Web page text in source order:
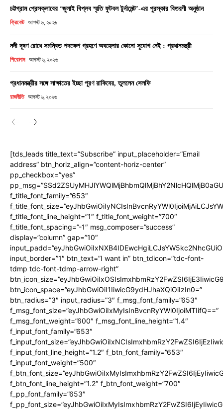
চট্টগ্রাম প্রেসক্লাবের ‘জুলাই বিপ্লব স্মৃতি ফুটবল টুর্নামেন্ট’-এর পুরস্কার বিতরণী অনুষ্ঠান
ক্রিকেট আগস্ট ৬, ২০২৬
নদী দূষণ রোধে সমন্বিত পদক্ষেপ গ্রহণে অবহেলার কোনো সুযোগ নেই : প্রধানমন্ত্রী
শিরোনাম আগস্ট ৬, ২০২৬
প্রধানমন্ত্রীর সঙ্গে সাক্ষাতের ইচ্ছা পূরণ রাকিবের, তুললেন সেলফি
রাজনীতি আগস্ট ৬, ২০২৬
[tds_leads title_text=”Subscribe” input_placeholder=”Email
address” btn_horiz_align=”content-horiz-center”
pp_checkbox=”yes”
f_title_font_family=”653″
f_title_font_line_height=”1″ f_title_font_weight=”700″
f_title_font_spacing=”-1″ msg_composer=”success”
display=”column” gap=”10″
input_border=”1″ btn_text=”I want in” btn_tdicon=”tdc-font-
tdmp tdc-font-tdmp-arrow-right”
btn_icon_space=”eyJhbGwiOiI1IiwicG9ydHJhaXQiOiIzIn0=”
btn_radius=”3″ input_radius=”3″ f_msg_font_family=”653″
f_msg_font_size=”eyJhbGwiOiIxMyIsInBvcnRyYWl0IjoiMTIifQ==”
f_msg_font_weight=”600″ f_msg_font_line_height=”1.4″
f_input_font_family=”653″
f_input_font_line_height=”1.2″ f_btn_font_family=”653″
f_input_font_weight=”500″
f_btn_font_line_height=”1.2″ f_btn_font_weight=”700″
f_pp_font_family=”653″